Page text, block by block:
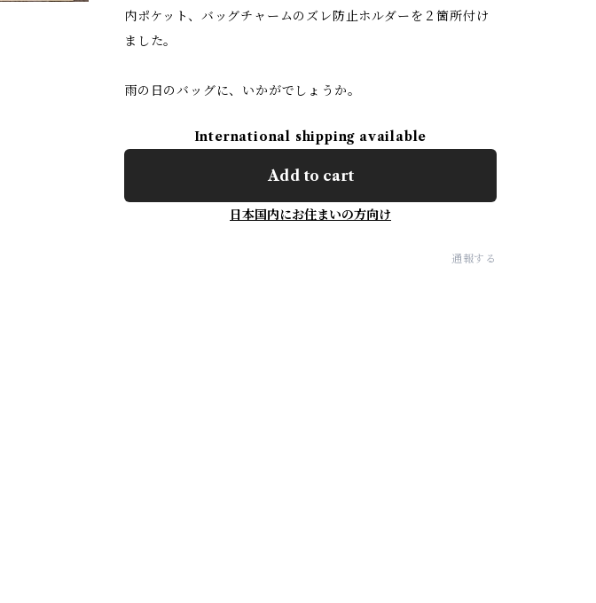
内ポケット、バッグチャームのズレ防止ホルダーを２箇所付け
ました。
雨の日のバッグに、いかがでしょうか。
International shipping available
Add to cart
日本国内にお住まいの方向け
通報する